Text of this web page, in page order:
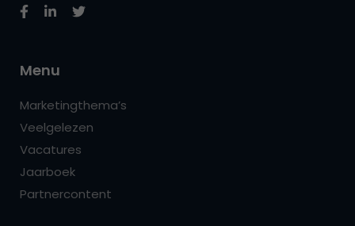
Menu
Marketingthema’s
Veelgelezen
Vacatures
Jaarboek
Partnercontent